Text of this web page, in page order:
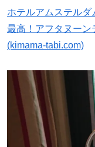
ホテルアムステル
最高！アフタヌーン
(kimama-tabi.com)